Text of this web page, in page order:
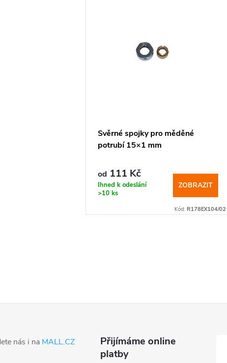
Svěrné spojky pro měděné
potrubí 15×1 mm
od 111 Kč
Ihned k odeslání
>10 ks
ZOBRAZIT
Kód: R178EX104/02
nás i na MALL.CZ
Přijímáme online
platby